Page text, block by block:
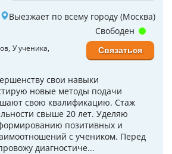
Выезжает по всему городу (Москва)
У ученика
свои навыки
новые методы подачи
свою квалификацию. Стаж
свыше 20 лет. Уделяю
позитивных и
с учеником. Перед
диагностиче...
Свободен
Связаться